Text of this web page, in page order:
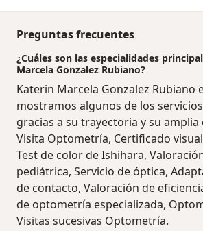
Preguntas frecuentes
¿Cuáles son las especialidades
Marcela Gonzalez Rubiano?
Katerin Marcela Gonzalez Rubiano
mostramos algunos de los
gracias a su trayectoria y su amplia
Visita Optometría, Certificado
Test de color de Ishihara,
pediátrica, Servicio de óptica,
de contacto, Valoración de
de optometría especializada,
Visitas sucesivas Optometría.